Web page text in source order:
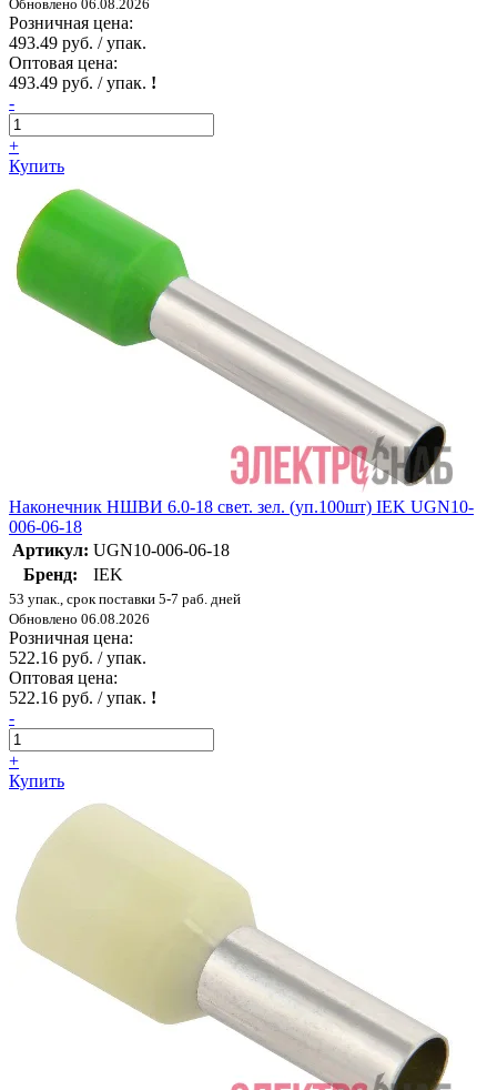
Обновлено 06.08.2026
Розничная цена:
493.49 руб. / упак.
Оптовая цена:
493.49 руб. / упак. !
-
+
Купить
Наконечник НШВИ 6.0-18 свет. зел. (уп.100шт) IEK UGN10-
006-06-18
Артикул: UGN10-006-06-18
Бренд:
IEK
53 упак., срок поставки 5-7 раб. дней
Обновлено 06.08.2026
Розничная цена:
522.16 руб. / упак.
Оптовая цена:
522.16 руб. / упак. !
-
+
Купить